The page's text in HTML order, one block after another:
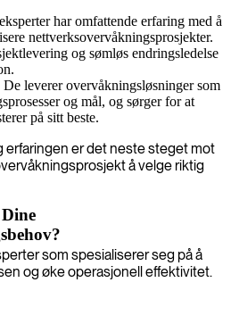
har omfattende erfaring med å
nettverksovervåkningsprosjekter.
og sømløs endringsledelse
De leverer overvåkningsløsninger som
og mål, og sørger for at
på sitt beste.
erfaringen er det neste steget mot
å velge riktig
som spesialiserer seg på å
og øke operasjonell effektivitet.